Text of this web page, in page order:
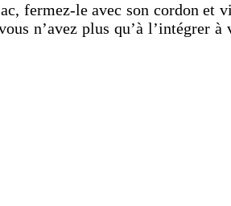
fermez-le avec son cordon et
n’avez plus qu’à l’intégrer à